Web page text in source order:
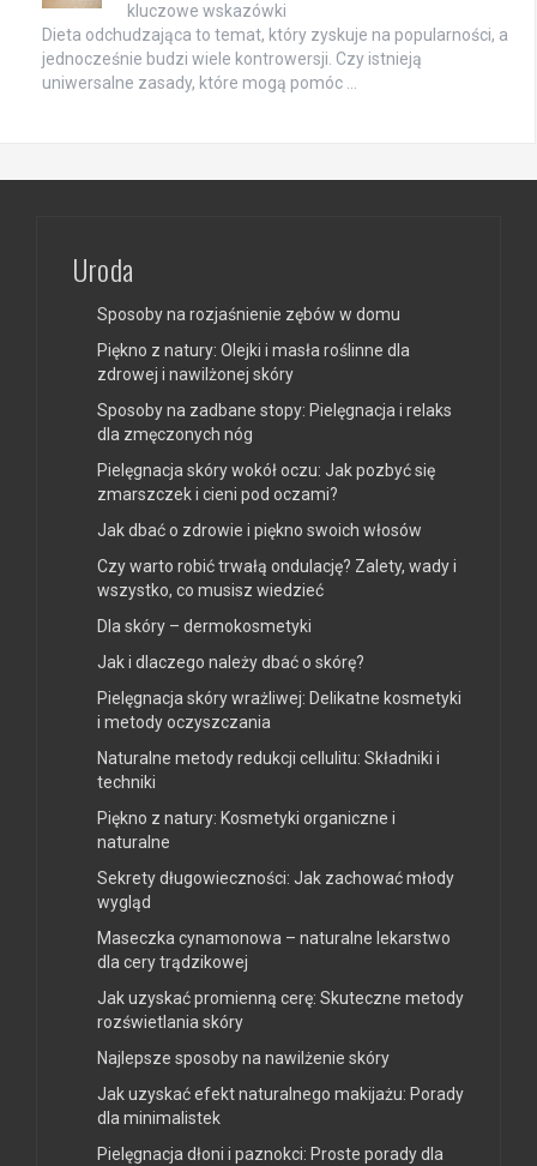
kluczowe wskazówki
Dieta odchudzająca to temat, który zyskuje na popularności, a
jednocześnie budzi wiele kontrowersji. Czy istnieją
uniwersalne zasady, które mogą pomóc …
Uroda
Sposoby na rozjaśnienie zębów w domu
Piękno z natury: Olejki i masła roślinne dla
zdrowej i nawilżonej skóry
Sposoby na zadbane stopy: Pielęgnacja i relaks
dla zmęczonych nóg
Pielęgnacja skóry wokół oczu: Jak pozbyć się
zmarszczek i cieni pod oczami?
Jak dbać o zdrowie i piękno swoich włosów
Czy warto robić trwałą ondulację? Zalety, wady i
wszystko, co musisz wiedzieć
Dla skóry – dermokosmetyki
Jak i dlaczego należy dbać o skórę?
Pielęgnacja skóry wrażliwej: Delikatne kosmetyki
i metody oczyszczania
Naturalne metody redukcji cellulitu: Składniki i
techniki
Piękno z natury: Kosmetyki organiczne i
naturalne
Sekrety długowieczności: Jak zachować młody
wygląd
Maseczka cynamonowa – naturalne lekarstwo
dla cery trądzikowej
Jak uzyskać promienną cerę: Skuteczne metody
rozświetlania skóry
Najlepsze sposoby na nawilżenie skóry
Jak uzyskać efekt naturalnego makijażu: Porady
dla minimalistek
Pielęgnacja dłoni i paznokci: Proste porady dla